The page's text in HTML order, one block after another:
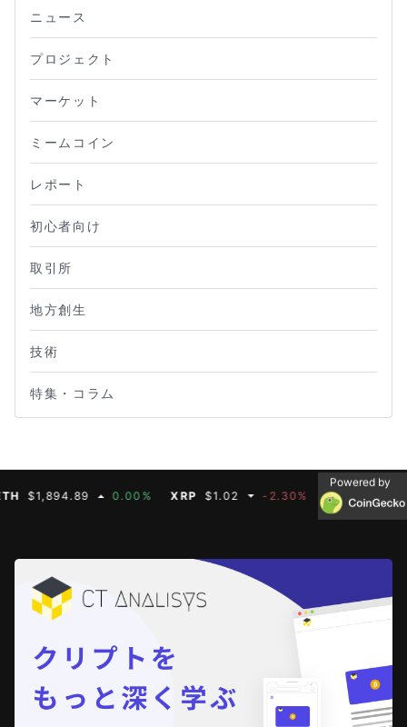
ニュース
プロジェクト
マーケット
ミームコイン
レポート
初心者向け
取引所
地方創生
技術
特集・コラム
0.00% XRP $1.02 -2.30% BNB $587.07
Powered by